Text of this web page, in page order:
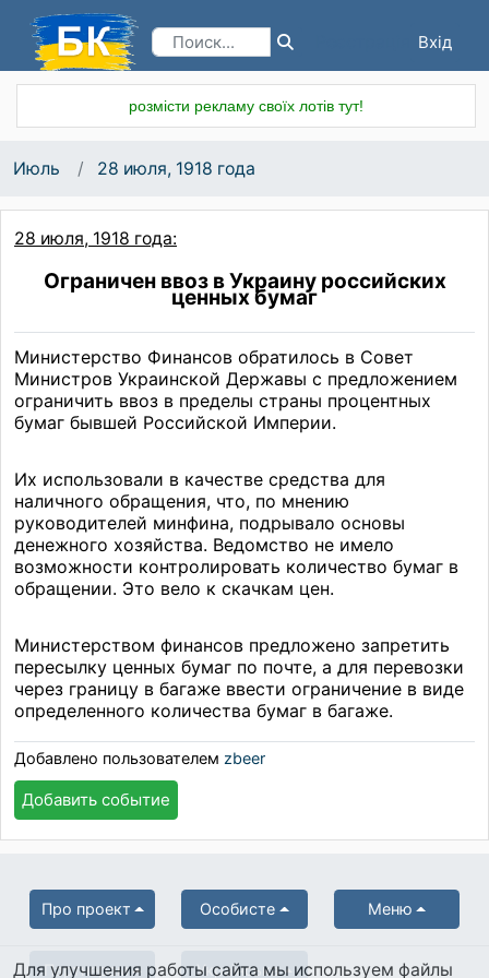
Вхід
розмісти рекламу своїх лотів тут!
Июль 28 июля, 1918 года
28 июля, 1918 года:
Ограничен ввоз в Украину российских
ценных бумаг
Министерство Финансов обратилось в Совет
Министров Украинской Державы с предложением
ограничить ввоз в пределы страны процентных
бумаг бывшей Российской Империи.
Их использовали в качестве средства для
наличного обращения, что, по мнению
руководителей минфина, подрывало основы
денежного хозяйства. Ведомство не имело
возможности контролировать количество бумаг в
обращении. Это вело к скачкам цен.
Министерством финансов предложено запретить
пересылку ценных бумаг по почте, а для перевозки
через границу в багаже ввести ограничение в виде
определенного количества бумаг в багаже.
Добавлено пользователем zbeer
Добавить событие
Про проект Особисте Меню
Партнерам Українська
Для улучшения работы сайта мы используем файлы